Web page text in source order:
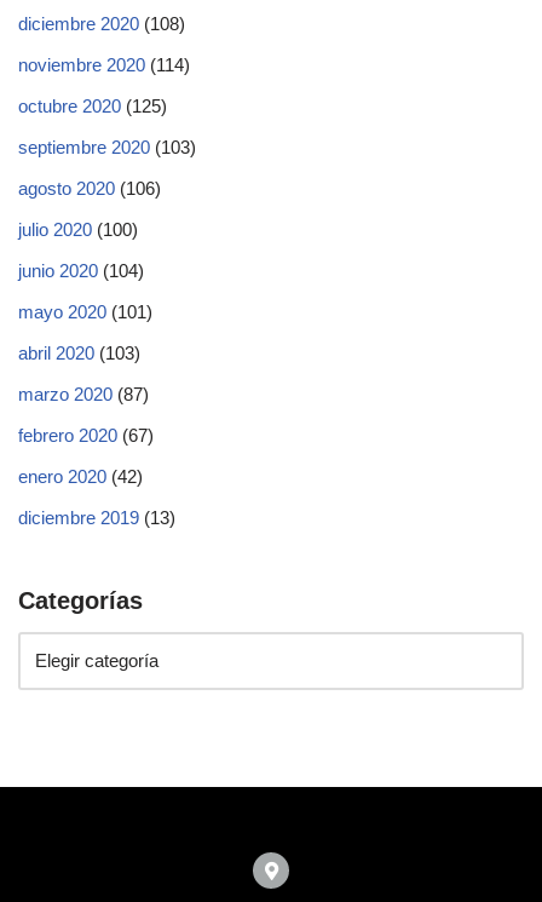
diciembre 2020 (108)
noviembre 2020 (114)
octubre 2020 (125)
septiembre 2020 (103)
agosto 2020 (106)
julio 2020 (100)
junio 2020 (104)
mayo 2020 (101)
abril 2020 (103)
marzo 2020 (87)
febrero 2020 (67)
enero 2020 (42)
diciembre 2019 (13)
Categorías